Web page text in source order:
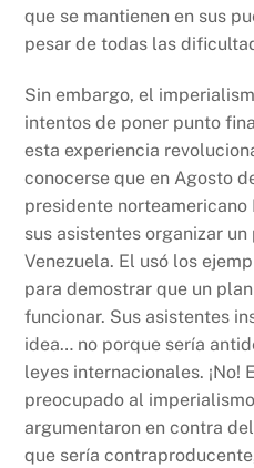
que se mantienen en sus
pesar de todas las
Sin embargo, el
intentos de poner punto
esta experiencia
conocerse que en Agosto
presidente norteamericano
sus asistentes organizar
Venezuela. El usó los
para demostrar que un
funcionar. Sus asistentes
idea… no porque sería
leyes internacionales. ¡No!
preocupado al
argumentaron en contra
que sería